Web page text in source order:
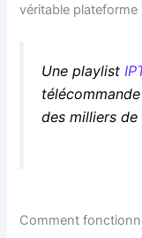
véritable plateforme
Une playlist
des milliers de
Comment